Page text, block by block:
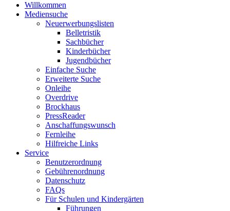
Willkommen
Mediensuche
Neuerwerbungslisten
Belletristik
Sachbücher
Kinderbücher
Jugendbücher
Einfache Suche
Erweiterte Suche
Onleihe
Overdrive
Brockhaus
PressReader
Anschaffungswunsch
Fernleihe
Hilfreiche Links
Service
Benutzerordnung
Gebührenordnung
Datenschutz
FAQs
Für Schulen und Kindergärten
Führungen